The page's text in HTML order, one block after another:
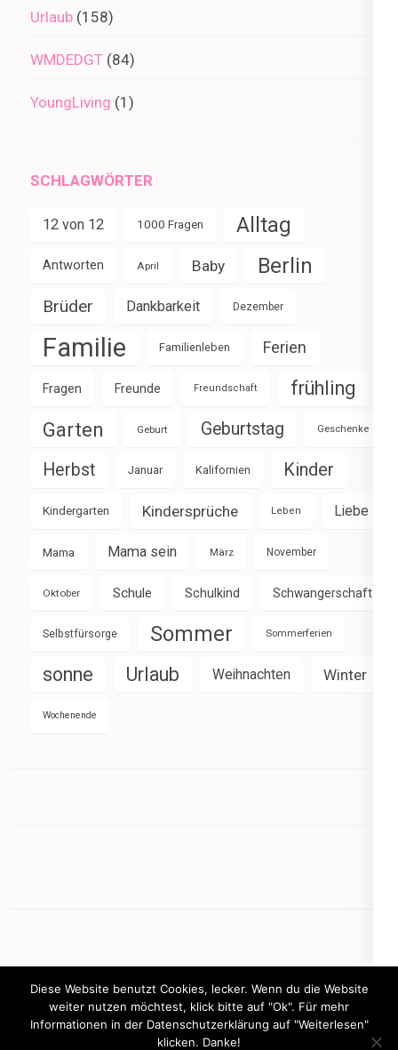
Urlaub (158)
WMDEDGT (84)
YoungLiving (1)
SCHLAGWÖRTER
12 von 12 1000 Fragen Alltag
Antworten April Baby Berlin
Brüder Dankbarkeit Dezember
Familie Familienleben Ferien
Fragen Freunde Freundschaft frühling
Garten Geburt Geburtstag Geschenke
Herbst Januar Kalifornien Kinder
Kindergarten Kindersprüche Leben Liebe
Mama Mama sein März November
Oktober Schule Schulkind Schwangerschaft
Selbstfürsorge Sommer Sommerferien
sonne Urlaub Weihnachten Winter
Wochenende
mamasbusiness.de
Diese Website benutzt Cookies, lecker. Wenn du die Website
weiter nutzen möchtest, klick bitte auf "Ok". Für mehr
Informationen in der Datenschutzerklärung auf "Weiterlesen"
klicken. Danke!